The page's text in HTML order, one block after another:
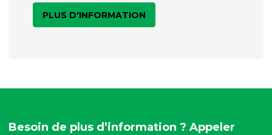
PLUS D'INFORMATION
Besoin de plus d’information ? Appeler